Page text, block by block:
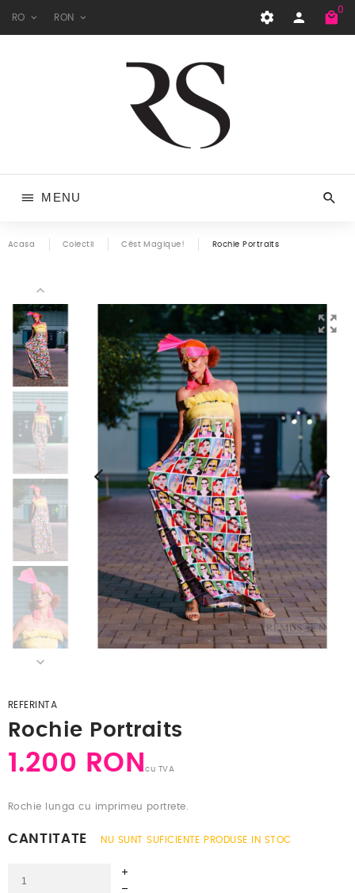
RO RON
0
MENU
Acasa Colectii Cést Magique! Rochie Portraits
REFERINTA
Rochie Portraits
1.200 RONcu TVA
Rochie lunga cu imprimeu portrete.
CANTITATE NU SUNT SUFICIENTE PRODUSE IN STOC